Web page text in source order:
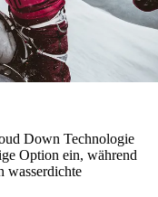
Down Technologie
Option ein, während